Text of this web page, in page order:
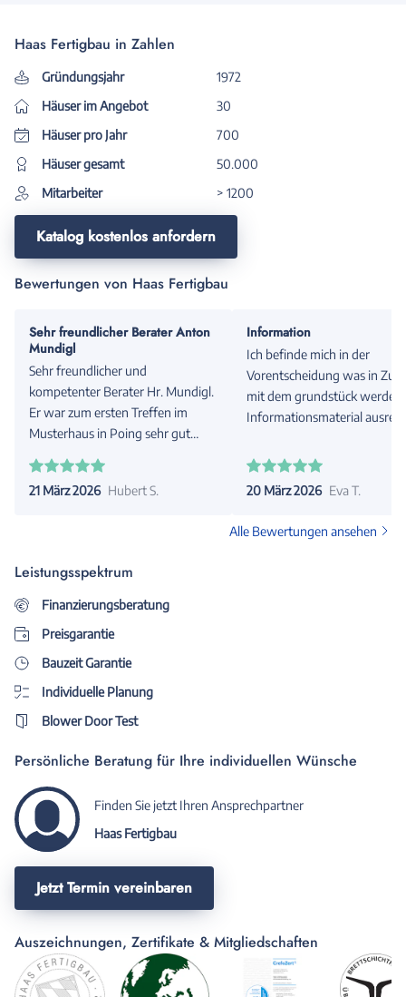
Haas Fertigbau in Zahlen
Gründungsjahr
1972
Häuser im Angebot
30
Häuser pro Jahr
700
Häuser gesamt
50.000
Mitarbeiter
> 1200
Katalog kostenlos anfordern
Bewertungen von Haas Fertigbau
Sehr freundlicher Berater Anton
Mundigl
Sehr freundlicher und
kompetenter Berater Hr. Mundigl.
Er war zum ersten Treffen im
Musterhaus in Poing sehr gut
ein Angebot parat (aufgrund
meiner Angaben im
schon aus zeitlichen Gründen) für
oder gegen eine Firma
bei uns raus. Wir hätten aber
gerne mit Herrn Mundigl als
Berater weitergemacht, aber
andere Fertighausanbieter sagen
uns einfach mehr zu.
21 März 2026 Hubert S.
Information
Ich befinde mich in der
Vorentscheidung was in
mit dem grundstück werden
Informationsmaterial
20 März 2026 Eva T.
Alle Bewertungen ansehen
Leistungsspektrum
Finanzierungsberatung
Preisgarantie
Bauzeit Garantie
Individuelle Planung
Blower Door Test
Persönliche Beratung für Ihre individuellen Wünsche
Finden Sie jetzt Ihren Ansprechpartner
Haas Fertigbau
Jetzt Termin vereinbaren
Auszeichnungen, Zertifikate & Mitgliedschaften